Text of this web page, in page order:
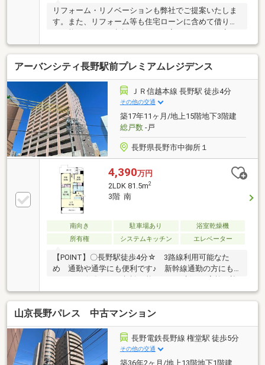
リフォーム・リノベーションも弊社でご提案いたしま
す。また、リフォーム等も住宅ローンに含めて借り入
や、資金計画等のご相談もお任せ下さい！全力でサポ
ートいたします！！！
アーバンシティ長野駅前プレミアムレジデンス
ＪＲ信越本線 長野駅 徒歩4分
その他の交通
築17年11ヶ月/地上15階地下3階建
総戸数-戸
長野県長野市中御所１
4,390万円
2LDK 81.5m2
3階 南
南向き 駐車場あり
浴室乾燥機
所有権
システムキッチン エレベーター
【POINT】〇長野駅徒歩4分☆ 3路線利用可能なた
め 通勤や通学にも便利です♪ 新幹線通勤の方にも
えられます◎〇スーパーやコンビニ、 駅前の商業施
設もすべて徒歩圏内で 仕事終わりの買い物にも便利
です！■【0120-70-3373】へお気軽にお問い合わせく
ださい☆■【ララハウス 長野支店】で検索♪ 最新
情報を毎日更新中です！ 弊社ホームページをご利
用くださいませ☆☆
山京長野パレス 中古マンション
長野電鉄長野線 権堂駅 徒歩5分
その他の交通
築36年2ヶ月/地上13階地下1階建